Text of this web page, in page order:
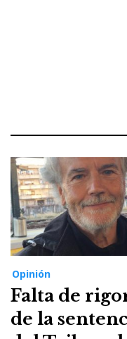
Opinión
Falta de
de la